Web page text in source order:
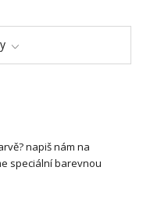
napiš nám na
speciální barevnou